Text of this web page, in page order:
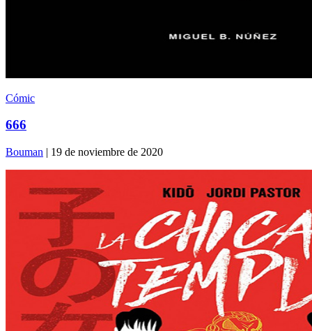
Cómic
666
Bouman | 19 de noviembre de 2020